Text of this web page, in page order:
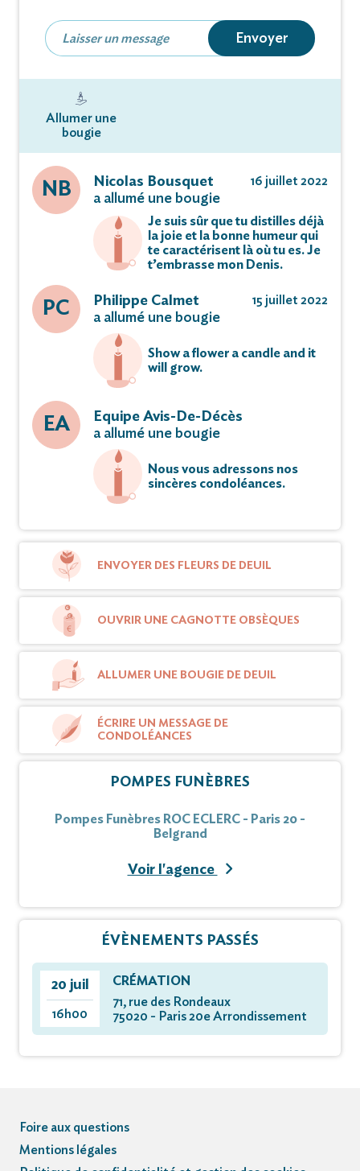
Envoyer
Allumer une
bougie
NB
Nicolas Bousquet
a allumé une bougie
16 juillet 2022
Je suis sûr que tu distilles déjà
la joie et la bonne humeur qui
te caractérisent là où tu es. Je
t’embrasse mon Denis.
PC
Philippe Calmet
a allumé une bougie
15 juillet 2022
Show a flower a candle and it
will grow.
EA
Equipe Avis-De-Décès
a allumé une bougie
Nous vous adressons nos
sincères condoléances.
ENVOYER DES FLEURS DE DEUIL
OUVRIR UNE CAGNOTTE OBSÈQUES
ALLUMER UNE BOUGIE DE DEUIL
ÉCRIRE UN MESSAGE DE
CONDOLÉANCES
POMPES FUNÈBRES
Pompes Funèbres ROC ECLERC - Paris 20 -
Belgrand
Voir l'agence
ÉVÈNEMENTS PASSÉS
20 juil
16h00
CRÉMATION
71, rue des Rondeaux
75020 - Paris 20e Arrondissement
Foire aux questions
Mentions légales